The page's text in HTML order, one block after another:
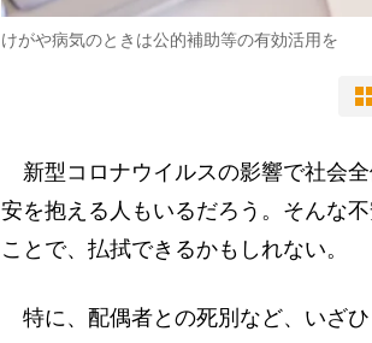
けがや病気のときは公的補助等の有効活用を
新型コロナウイルスの影響で社会
安を抱える人もいるだろう。そんな
ことで、払拭できるかもしれない。
特に、配偶者との死別など、いざ